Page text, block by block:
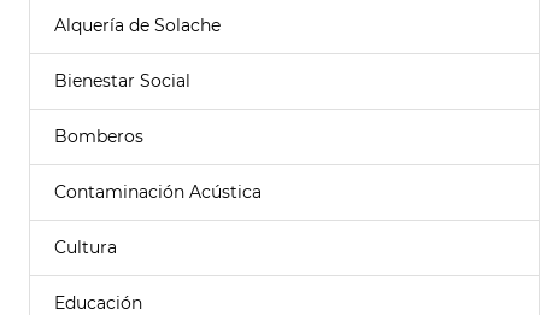
Alquería de Solache
Bienestar Social
Bomberos
Contaminación Acústica
Cultura
Educación